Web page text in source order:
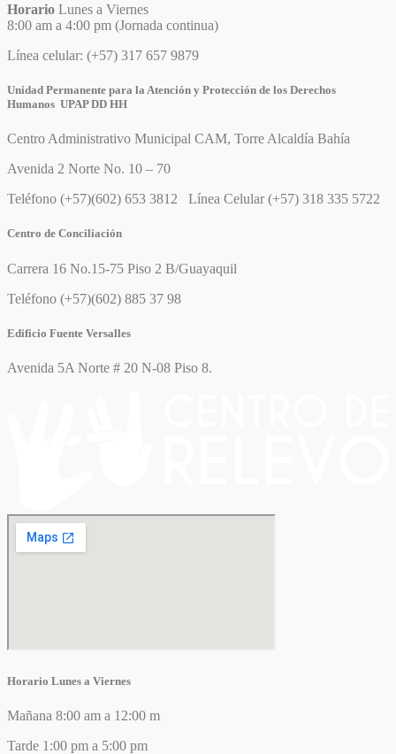
Horario Lunes a Viernes
8:00 am a 4:00 pm (Jornada continua)
Línea celular: (+57) 317 657 9879
Unidad Permanente para la Atención y Protección de los Derechos
Humanos UPAP DD HH
Centro Administrativo Municipal CAM, Torre Alcaldía Bahía
Avenida 2 Norte No. 10 – 70
Teléfono (+57)(602) 653 3812 Línea Celular (+57) 318 335 5722
Centro de Conciliación
Carrera 16 No.15-75 Piso 2 B/Guayaquil
Teléfono (+57)(602) 885 37 98
Edificio Fuente Versalles
Avenida 5A Norte # 20 N-08 Piso 8.
Horario Lunes a Viernes
Mañana 8:00 am a 12:00 m
Tarde 1:00 pm a 5:00 pm